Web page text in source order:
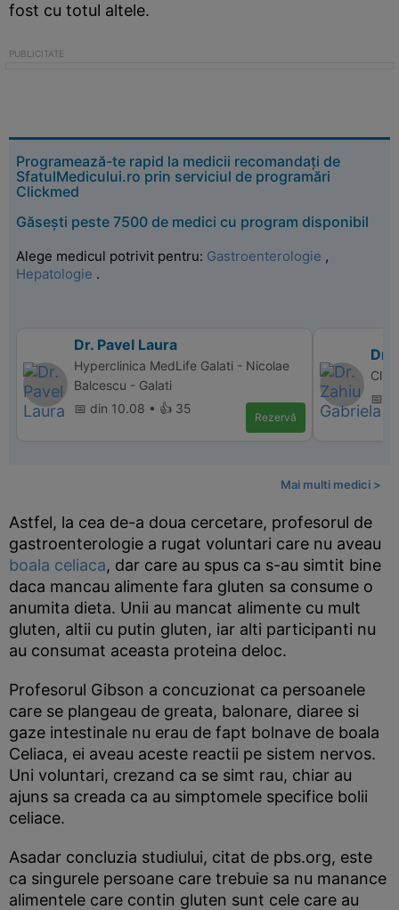
fost cu totul altele.
Programează-te rapid la medicii recomandați de
SfatulMedicului.ro prin serviciul de programări
Clickmed
Găsești peste 7500 de medici cu program disponibil
Alege medicul potrivit pentru: Gastroenterologie ,
Hepatologie .
Dr. Pavel Laura
Hyperclinica MedLife Galati - Nicolae
Balcescu - Galati
📅 din 10.08 • 👍 35
Rezervă
Dr.
📅
Mai multi medici >
Astfel, la cea de-a doua cercetare, profesorul de
gastroenterologie a rugat voluntari care nu aveau
boala celiaca, dar care au spus ca s-au simtit bine
daca mancau alimente fara gluten sa consume o
anumita dieta. Unii au mancat alimente cu mult
gluten, altii cu putin gluten, iar alti participanti nu
au consumat aceasta proteina deloc.
Profesorul Gibson a concuzionat ca persoanele
care se plangeau de greata, balonare, diaree si
gaze intestinale nu erau de fapt bolnave de boala
Celiaca, ei aveau aceste reactii pe sistem nervos.
Uni voluntari, crezand ca se simt rau, chiar au
ajuns sa creada ca au simptomele specifice bolii
celiace.
Asadar concluzia studiului, citat de pbs.org, este
ca singurele persoane care trebuie sa nu manance
alimentele care contin gluten sunt cele care au